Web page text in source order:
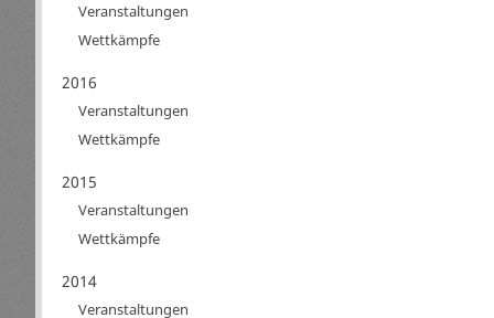
Veranstaltungen
Wettkämpfe
2016
Veranstaltungen
Wettkämpfe
2015
Veranstaltungen
Wettkämpfe
2014
Veranstaltungen